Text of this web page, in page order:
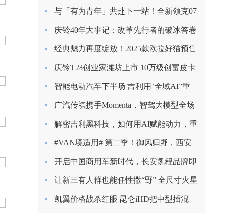
大看点提前揭秘！
与「有为青年」共赴下一站！全新领克07
EM-P上市限时价13.98万起
庆铃40年大事记：改革先行者的破冰答卷
（1985-1993）
经典魅力再度绽放！2025款欧拉好猫预售
启程，8.98万元起！
庆铃T28创业家潍坊上市 10万级创富皮卡
再树标杆
智能电动汽车下半场 吉利用“全域AI”重
塑安全边界
广汽传祺携手Momenta，智驾大模型全场
景落地
解密吉利黑科技，如何用AI赋能动力，重
新定义混动节能？
#VAN境适用# 第二季！御风归野，西安
房车之旅
开启中国商用车新时代，长安凯程品牌即
将焕新启航
让新三有人群也能任性撒“野” 全尺寸火星
9越野版渲染图曝光
凯翼价格战杀红眼 昆仑iHD把中型插混